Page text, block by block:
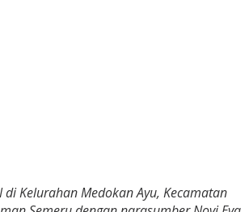
di Kelurahan Medokan Ayu, Kecamatan